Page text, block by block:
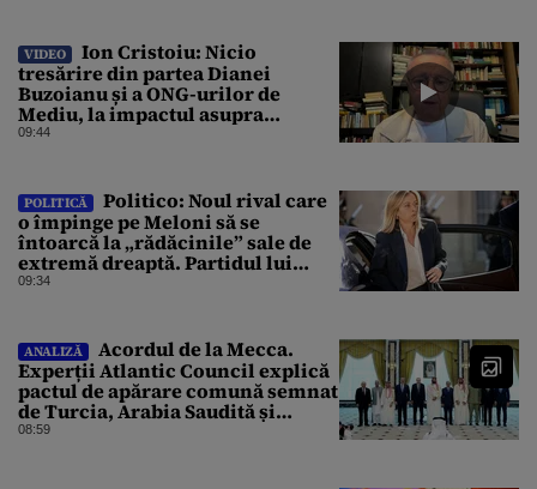
VIDEO
Ion Cristoiu: Nicio
tresărire din partea Dianei
Buzoianu și a ONG-urilor de
Mediu, la impactul asupra
Mediului al Operațiunii de pe
09:44
POLITICĂ
Politico: Noul rival care
o împinge pe Meloni să se
întoarcă la „rădăcinile” sale de
extremă dreaptă. Partidul lui
Vannacci a trecut de 7% în
09:34
ANALIZĂ
Acordul de la Mecca.
Experții Atlantic Council explică
pactul de apărare comună semnat
de Turcia, Arabia Saudită și
Pakistan
08:59